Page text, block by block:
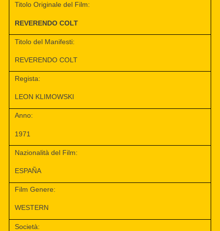
Titolo Originale del Film:
REVERENDO COLT
Titolo del Manifesti:
REVERENDO COLT
Regista:
LEON KLIMOWSKI
Anno:
1971
Nazionalità del Film:
ESPAÑA
Film Genere:
WESTERN
Società: